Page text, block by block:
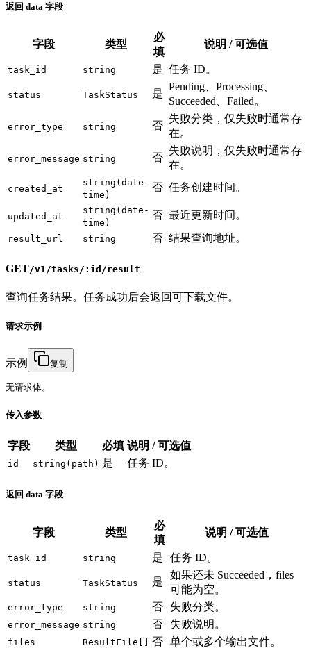
返回 data 字段
字段 类型
必
填
说明 / 可选值
task_id string 是 任务 ID。
status TaskStatus 是
Pending、Processing、
Succeeded、Failed。
error_type string 否
失败分类，仅失败时通常存
在。
error_message string 否
失败说明，仅失败时通常存
在。
created_at
string(date-
time)
否 任务创建时间。
updated_at
string(date-
time)
否 最近更新时间。
result_url string 否 结果查询地址。
GET/v1/tasks/:id/result
查询任务结果。任务成功后会返回可下载文件。
请求示例
示例 复制
无请求体。
传入参数
字段 类型 必填 说明 / 可选值
id string(path) 是 任务 ID。
返回 data 字段
字段 类型
必
填
说明 / 可选值
task_id string 是 任务 ID。
status TaskStatus 是
如果还未 Succeeded，files
可能为空。
error_type string 否 失败分类。
error_message string 否 失败说明。
files ResultFile[] 否 单个或多个输出文件。